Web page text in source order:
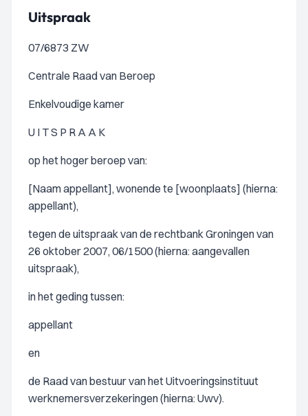
Uitspraak
07/6873 ZW
Centrale Raad van Beroep
Enkelvoudige kamer
U I T S P R A A K
op het hoger beroep van:
[Naam appellant], wonende te [woonplaats] (hierna:
appellant),
tegen de uitspraak van de rechtbank Groningen van
26 oktober 2007, 06/1500 (hierna: aangevallen
uitspraak),
in het geding tussen:
appellant
en
de Raad van bestuur van het Uitvoeringsinstituut
werknemersverzekeringen (hierna: Uwv).